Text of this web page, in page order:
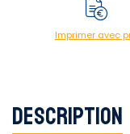
Imprimer avec
Description